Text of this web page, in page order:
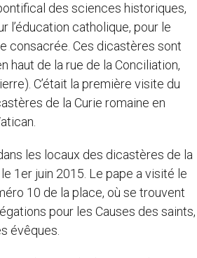
des sciences historiques,
l’éducation catholique, pour le
consacrée. Ces dicastères sont
haut de la rue de la Conciliation,
C’était la première visite du
de la Curie romaine en
les locaux des dicastères de la
1er juin 2015. Le pape a visité le
10 de la place, où se trouvent
pour les Causes des saints,
évêques.